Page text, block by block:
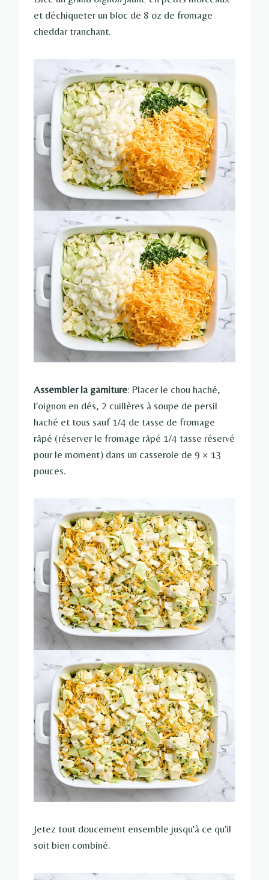
et déchiqueter un bloc de 8 oz de fromage
cheddar tranchant.
Assembler la garniture: Placer le chou haché,
l'oignon en dés, 2 cuillères à soupe de persil
haché et tous sauf 1/4 de tasse de fromage
râpé (réserver le fromage râpé 1/4 tasse réservé
pour le moment) dans un casserole de 9 × 13
pouces.
Jetez tout doucement ensemble jusqu'à ce qu'il
soit bien combiné.